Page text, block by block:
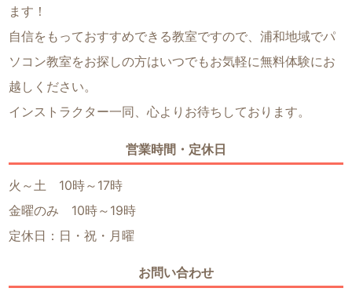
ます！
自信をもっておすすめできる教室ですので、浦和地域でパ
ソコン教室をお探しの方はいつでもお気軽に無料体験にお
越しください。
インストラクター一同、心よりお待ちしております。
営業時間・定休日
火～土 10時～17時
金曜のみ 10時～19時
定休日：日・祝・月曜
お問い合わせ